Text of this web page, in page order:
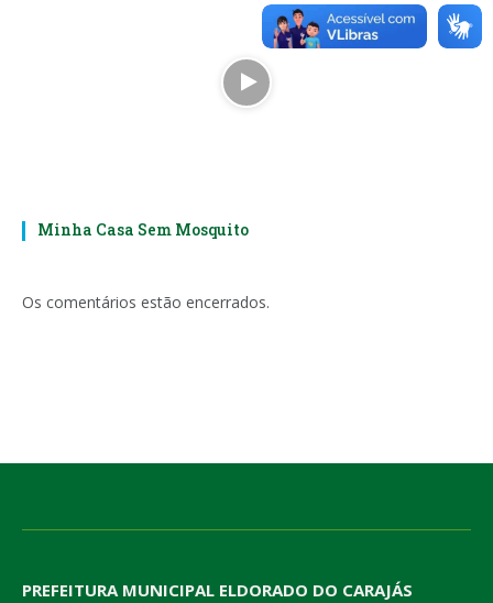
Minha Casa Sem Mosquito
Os comentários estão encerrados.
PREFEITURA MUNICIPAL ELDORADO DO CARAJÁS